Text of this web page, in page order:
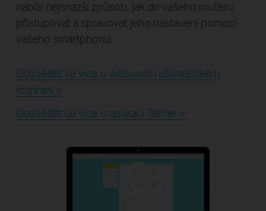
nabízí nejsnazší způsob, jak do vašeho routeru
přistupovat a spravovat jeho nastavení pomocí
vašeho smartphonu.
Dozvědět se více o webovém uživatelském
rozhraní >
Dozvědět se více o aplikaci Tether >